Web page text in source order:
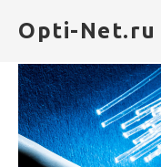
Opti-Net.ru